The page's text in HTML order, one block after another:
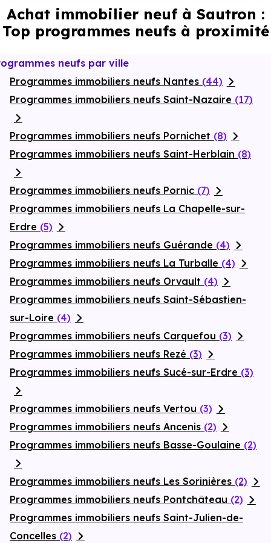
des bacs de compost, invitant à un quotidien plus vert.
Chaque logement dispose d’un espace extérieur privatif, sous
forme de balcon,terrasseou jardin, véritable prolongement
de l’habitat. Pour parfaire l’ensemble, la résidence propose un
sécurisée. Une adresse idéale pour vivre ou investir à Sautron,
dans un cadre confortable et bien connecté.
Achat immobilier neuf à Sautron :
Top programmes neufs à proximité
neufs par ville
Programmes immobiliers neufs Nantes (44)
Programmes immobiliers neufs Saint-Nazaire (17)
Programmes immobiliers neufs Pornichet (8)
Programmes immobiliers neufs Saint-Herblain (8)
Programmes immobiliers neufs Pornic (7)
Programmes immobiliers neufs La Chapelle-sur-
Erdre (5)
Programmes immobiliers neufs Guérande (4)
Programmes immobiliers neufs La Turballe (4)
Programmes immobiliers neufs Orvault (4)
Programmes immobiliers neufs Saint-Sébastien-
sur-Loire (4)
Programmes immobiliers neufs Carquefou (3)
Programmes immobiliers neufs Rezé (3)
Programmes immobiliers neufs Sucé-sur-Erdre (3)
Programmes immobiliers neufs Vertou (3)
Programmes immobiliers neufs Ancenis (2)
Programmes immobiliers neufs Basse-Goulaine (2)
Programmes immobiliers neufs Les Sorinières (2)
Programmes immobiliers neufs Pontchâteau (2)
Programmes immobiliers neufs Saint-Julien-de-
Concelles (2)